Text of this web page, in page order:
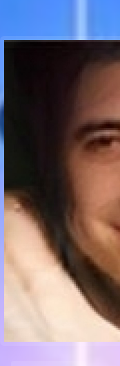
Communication Point